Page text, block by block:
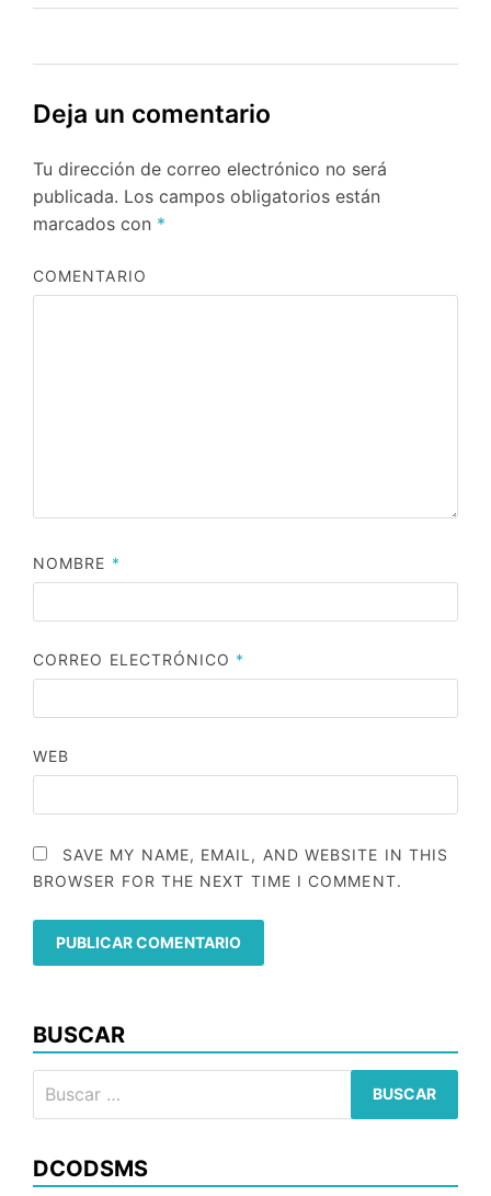
Deja un comentario
Tu dirección de correo electrónico no será
publicada. Los campos obligatorios están
marcados con *
COMENTARIO
NOMBRE *
CORREO ELECTRÓNICO *
WEB
SAVE MY NAME, EMAIL, AND WEBSITE IN THIS
BROWSER FOR THE NEXT TIME I COMMENT.
BUSCAR
DCODSMS